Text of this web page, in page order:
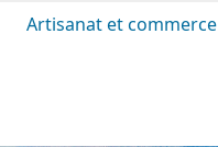
Artisanat et commerce